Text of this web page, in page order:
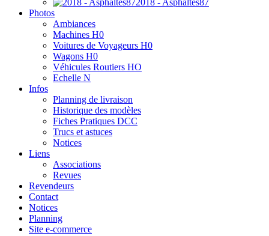
2018 - Asphaltes87
Photos
Ambiances
Machines H0
Voitures de Voyageurs H0
Wagons H0
Véhicules Routiers HO
Echelle N
Infos
Planning de livraison
Historique des modèles
Fiches Pratiques DCC
Trucs et astuces
Notices
Liens
Associations
Revues
Revendeurs
Contact
Notices
Planning
Site e-commerce